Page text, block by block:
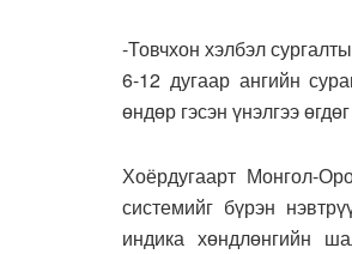
-Товчхон хэлбэл
6-12 дугаар ангийн
өндөр гэсэн үнэлгээ
Хоёрдугаарт Монгол-
системийг бүрэн
индика хөндлөнгийн